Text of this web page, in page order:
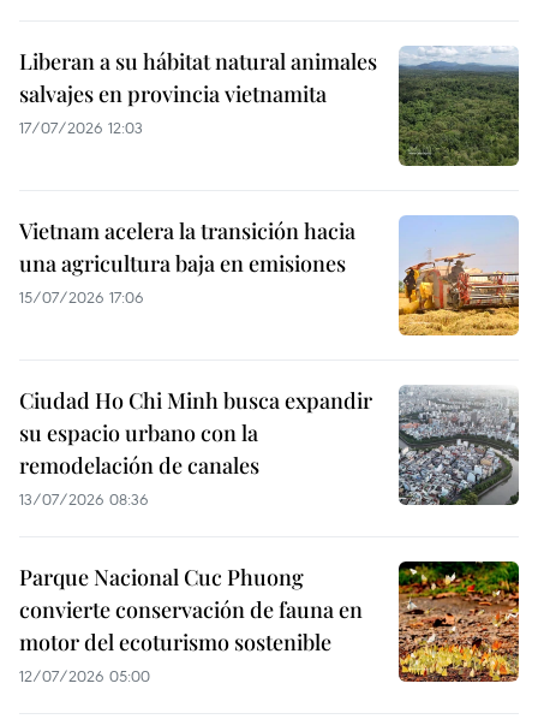
Liberan a su hábitat natural animales
salvajes en provincia vietnamita
17/07/2026 12:03
Vietnam acelera la transición hacia
una agricultura baja en emisiones
15/07/2026 17:06
Ciudad Ho Chi Minh busca expandir
su espacio urbano con la
remodelación de canales
13/07/2026 08:36
Parque Nacional Cuc Phuong
convierte conservación de fauna en
motor del ecoturismo sostenible
12/07/2026 05:00